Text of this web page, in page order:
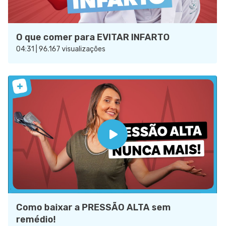
O que comer para EVITAR INFARTO
04:31 | 96.167 visualizações
Como baixar a PRESSÃO ALTA sem
remédio!